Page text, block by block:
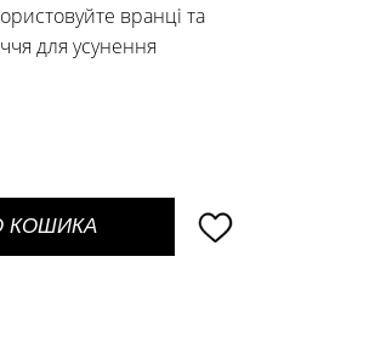
вранці та
для усунення
КОШИКА